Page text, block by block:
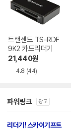
트랜센드 TS-RDF
9K2 카드리더기
21,440원
4.8 (44)
파워링크 광고
리더기! 스카이기프트